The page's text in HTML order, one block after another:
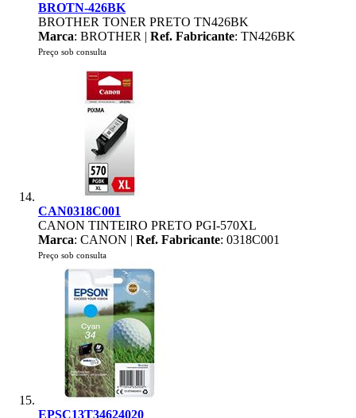
BROTN-426BK
BROTHER TONER PRETO TN426BK
Marca: BROTHER | Ref. Fabricante: TN426BK
Preço sob consulta
CAN0318C001
CANON TINTEIRO PRETO PGI-570XL
Marca: CANON | Ref. Fabricante: 0318C001
Preço sob consulta
EPSC13T34624020